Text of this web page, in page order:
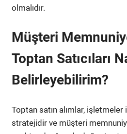
olmalıdır.
Müşteri
Toptan Satıcıları
Belirleyebilirim?
Toptan satın alımlar,
stratejidir ve müşteri